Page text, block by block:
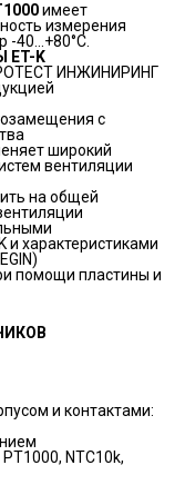
имеет
измерения
40...+80°C.
ET-K
ИНЖИНИРИНГ
с
широкий
вентиляции
на общей
и характеристиками
помощи пластины и
и контактами:
NTC10k,